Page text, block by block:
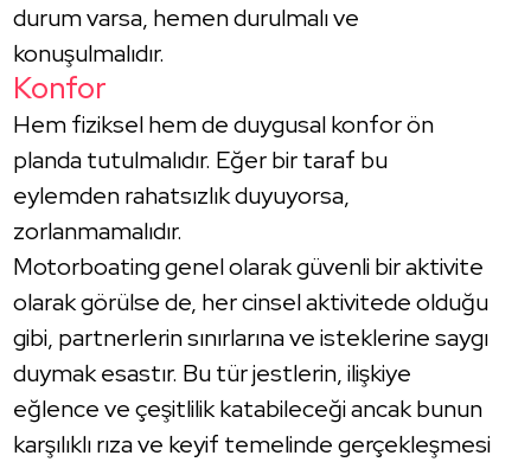
durum varsa, hemen durulmalı ve
konuşulmalıdır.
Konfor
Hem fiziksel hem de duygusal konfor ön
planda tutulmalıdır. Eğer bir taraf bu
eylemden rahatsızlık duyuyorsa,
zorlanmamalıdır.
Motorboating genel olarak güvenli bir aktivite
olarak görülse de, her cinsel aktivitede olduğu
gibi, partnerlerin sınırlarına ve isteklerine saygı
duymak esastır. Bu tür jestlerin, ilişkiye
eğlence ve çeşitlilik katabileceği ancak bunun
karşılıklı rıza ve keyif temelinde gerçekleşmesi